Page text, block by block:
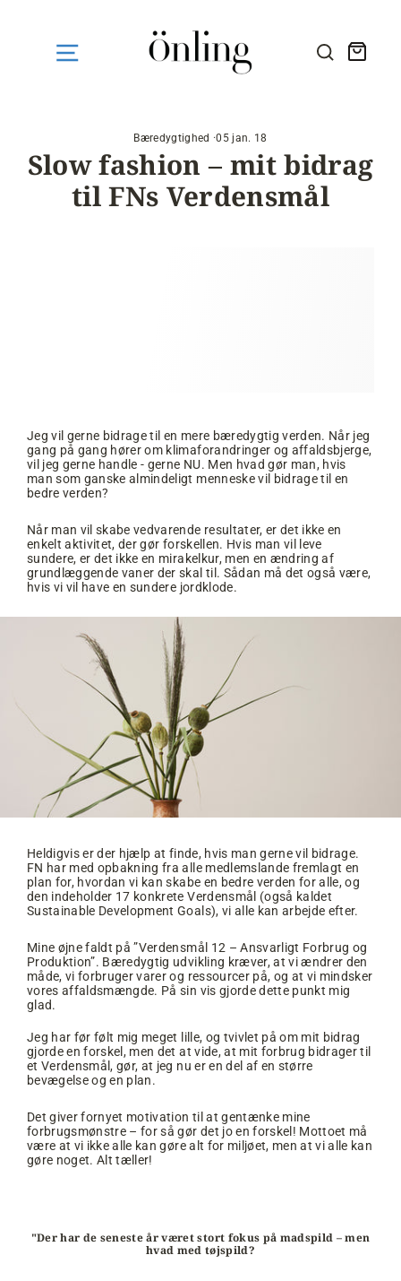
SØG HER
Bæredygtighed ·05 jan. 18
Slow fashion – mit bidrag
til FNs Verdensmål
Jeg vil gerne bidrage til en mere bæredygtig verden. Når jeg
gang på gang hører om klimaforandringer og affaldsbjerge,
vil jeg gerne handle - gerne NU. Men hvad gør man, hvis
man som ganske almindeligt menneske vil bidrage til en
bedre verden?
Når man vil skabe vedvarende resultater, er det ikke en
enkelt aktivitet, der gør forskellen. Hvis man vil leve
sundere, er det ikke en mirakelkur, men en ændring af
grundlæggende vaner der skal til. Sådan må det også være,
hvis vi vil have en sundere jordklode.
Heldigvis er der hjælp at finde, hvis man gerne vil bidrage.
FN har med opbakning fra alle medlemslande fremlagt en
plan for, hvordan vi kan skabe en bedre verden for alle, og
den indeholder 17 konkrete Verdensmål (også kaldet
Sustainable Development Goals), vi alle kan arbejde efter.
Mine øjne faldt på ”Verdensmål 12 – Ansvarligt Forbrug og
Produktion”. Bæredygtig udvikling kræver, at vi ændrer den
måde, vi forbruger varer og ressourcer på, og at vi mindsker
vores affaldsmængde. På sin vis gjorde dette punkt mig
glad.
Jeg har før følt mig meget lille, og tvivlet på om mit bidrag
gjorde en forskel, men det at vide, at mit forbrug bidrager til
et Verdensmål, gør, at jeg nu er en del af en større
bevægelse og en plan.
Det giver fornyet motivation til at gentænke mine
forbrugsmønstre – for så gør det jo en forskel! Mottoet må
være at vi ikke alle kan gøre alt for miljøet, men at vi alle kan
gøre noget. Alt tæller!
"Der har de seneste år været stort fokus på madspild – men
hvad med tøjspild?